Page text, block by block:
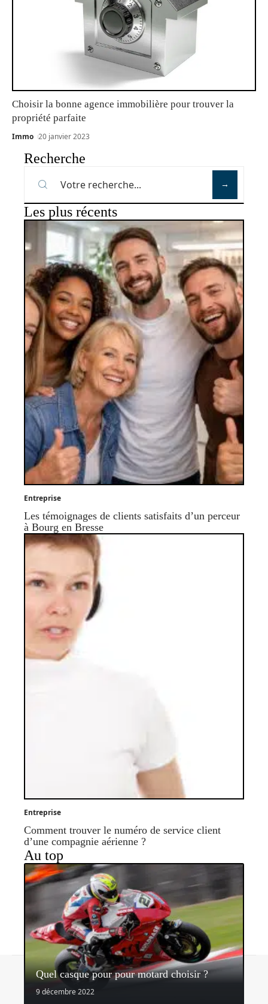
Choisir la bonne agence immobilière pour trouver la
propriété parfaite
Immo 20 janvier 2023
Recherche
Les plus récents
Entreprise
Les témoignages de clients satisfaits d’un perceur
à Bourg en Bresse
Entreprise
Comment trouver le numéro de service client
d’une compagnie aérienne ?
Au top
Quel casque pour pour motard choisir ?
9 décembre 2022© 2026 | sidonieetgedeon.fr
Contact Mentions légales Sitemap